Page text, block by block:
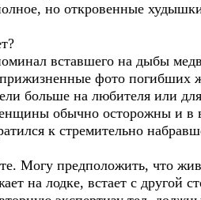
но откровенные
вставшего на дыбы
прижизненные фото
больше на любителя или
обычно осторожны и в
к стремительно
Могу предположить, что
на лодке, встает с другой